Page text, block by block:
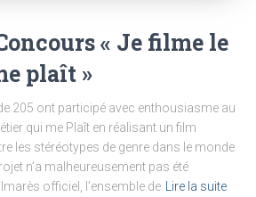
« Je filme le
plaît »
205 ont participé avec enthousiasme au
qui me Plaît en réalisant un film
les stéréotypes de genre dans le monde
n’a malheureusement pas été
officiel, l’ensemble de Lire la suite